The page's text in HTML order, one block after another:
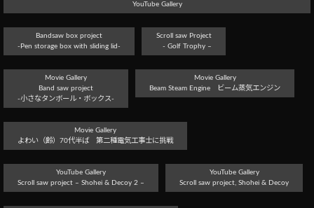
YouTube Gallery
Bandsaw box project
-Pen storage box with sliding lid-
Scroll saw Project
- Golf Trophy –
Movie Gallery
Band saw project
-小さなタンボール・ボックス-
Movie Gallery
Beam Steam Engine ビーム蒸気エンジン
Movie Gallery
よわい（齢）70代半ば 第二種電気工事士に挑戦
YouTube Gallery
Scroll saw project – Shohei & Decoy 2 –
YouTube Gallery
Scroll saw project, Shohei & Decoy